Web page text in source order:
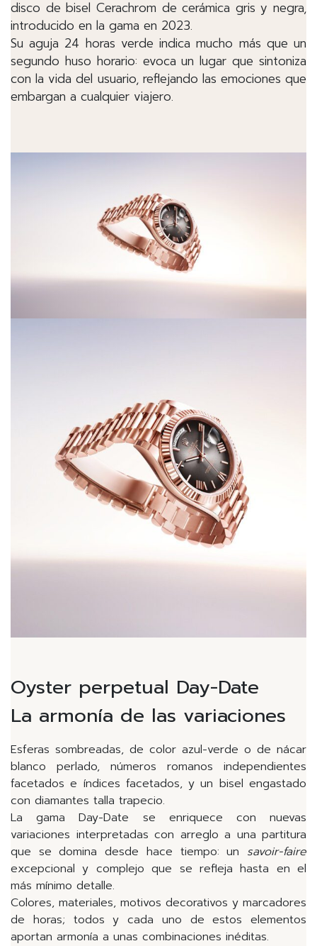
disco de bisel Cerachrom de cerámica gris y negra,
introducido en la gama en 2023.
Su aguja 24 horas verde indica mucho más que un
segundo huso horario: evoca un lugar que sintoniza
con la vida del usuario, reflejando las emociones que
embargan a cualquier viajero.
Oyster perpetual Day-Date
La armonía de las variaciones
Esferas sombreadas, de color azul-verde o de nácar
blanco perlado, números romanos independientes
facetados e índices facetados, y un bisel engastado
con diamantes talla trapecio.
La gama Day-Date se enriquece con nuevas
variaciones interpretadas con arreglo a una partitura
que se domina desde hace tiempo: un savoir-faire
excepcional y complejo que se refleja hasta en el
más mínimo detalle.
Colores, materiales, motivos decorativos y marcadores
de horas; todos y cada uno de estos elementos
aportan armonía a unas combinaciones inéditas.